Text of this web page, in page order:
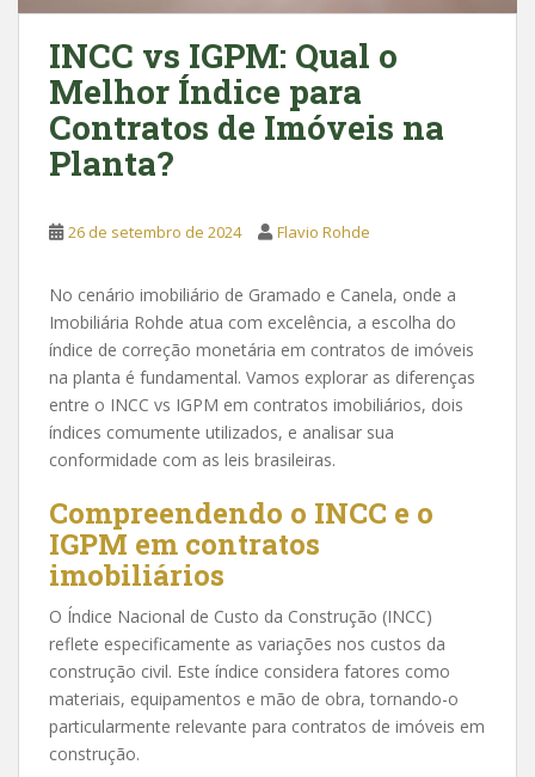
INCC vs IGPM: Qual o
Melhor Índice para
Contratos de Imóveis na
Planta?
26 de setembro de 2024 Flavio Rohde
No cenário imobiliário de Gramado e Canela, onde a
Imobiliária Rohde atua com excelência, a escolha do
índice de correção monetária em contratos de imóveis
na planta é fundamental. Vamos explorar as diferenças
entre o INCC vs IGPM em contratos imobiliários, dois
índices comumente utilizados, e analisar sua
conformidade com as leis brasileiras.
Compreendendo o INCC e o
IGPM em contratos
imobiliários
O Índice Nacional de Custo da Construção (INCC)
reflete especificamente as variações nos custos da
construção civil. Este índice considera fatores como
materiais, equipamentos e mão de obra, tornando-o
particularmente relevante para contratos de imóveis em
construção.